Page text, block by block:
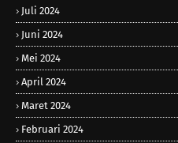
Juli 2024
Juni 2024
Mei 2024
April 2024
Maret 2024
Februari 2024